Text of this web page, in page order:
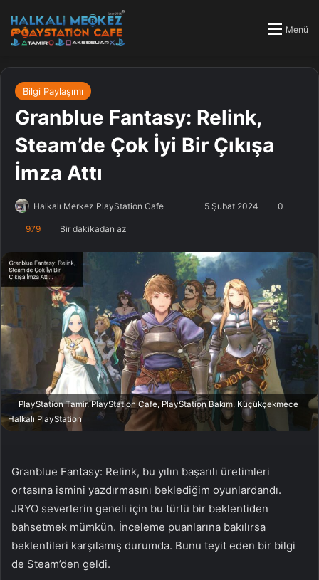
Menü
Bilgi Paylaşımı
Granblue Fantasy: Relink,
Steam’de Çok İyi Bir Çıkışa
İmza Attı
Halkalı Merkez PlayStation Cafe
l
o
o
n
X
e
-
p
o
s
t
a
g
ö
n
d
m
e
k
5 Şubat 2024 0
979 Bir dakikadan az
PlayStation Tamir, PlayStation Cafe, PlayStation Bakım, Küçükçekmece
Halkalı PlayStation
Granblue Fantasy: Relink, bu yılın başarılı üretimleri
ortasına ismini yazdırmasını beklediğim oyunlardandı.
JRYO severlerin geneli için bu türlü bir beklentiden
bahsetmek mümkün. İnceleme puanlarına bakılırsa
beklentileri karşılamış durumda. Bunu teyit eden bir bilgi
de Steam’den geldi.